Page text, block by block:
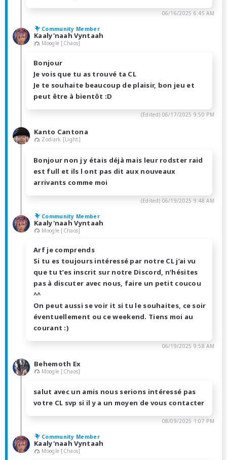
06/16/2025 6:45 AM
Community Member
Kaaly'naah Vyntaah
Moogle [Chaos]
Bonjour
Je vois que tu as trouvé ta CL
Je te souhaite beaucoup de plaisir, bon jeu et
peut être à bientôt :D
(Edited) 06/17/2025 9:50 PM
Kanto Cantona
Zodiark [Light]
Bonjour non j y étais déjà mais leur rodster raid
est full et ils l ont pas dit aux nouveaux
arrivants comme moi
(Edited) 06/19/2025 9:48 AM
Community Member
Kaaly'naah Vyntaah
Moogle [Chaos]
Arf je comprends
Si tu es toujours intéressé par notre CL j’ai vu
que tu t’es inscrit sur notre Discord, n’hésites
pas à discuter avec nous, faire un petit coucou
^^
On peut aussi se voir it si tu le souhaites, ce soir
éventuellement ou ce weekend. Tiens moi au
courant :)
06/19/2025 9:58 AM
Behemoth Ex
Moogle [Chaos]
salut avec un amis nous serions intéressé pas
votre CL svp si il y a un moyen de vous contacter
08/09/2025 1:07 PM
Community Member
Kaaly'naah Vyntaah
Moogle [Chaos]